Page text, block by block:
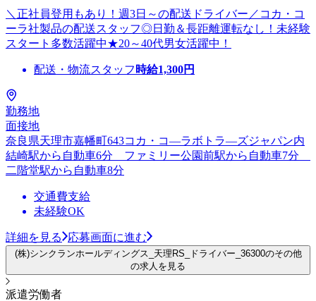
＼正社員登用もあり！週3日～の配送ドライバー／コカ・コ
ーラ社製品の配送スタッフ◎日勤＆長距離運転なし！未経験
スタート多数活躍中★20～40代男女活躍中！
配送・物流スタッフ 時給1,300円
勤務地
面接地
奈良県天理市嘉幡町643コカ・コ―ラボトラ―ズジャパン内
結崎駅から自動車6分 ファミリー公園前駅から自動車7分
二階堂駅から自動車8分
交通費支給
未経験OK
詳細を見る 応募画面に進む
(株)シンクランホールディングス_天理RS_ドライバー_36300のその他
の求人を見る
派遣労働者